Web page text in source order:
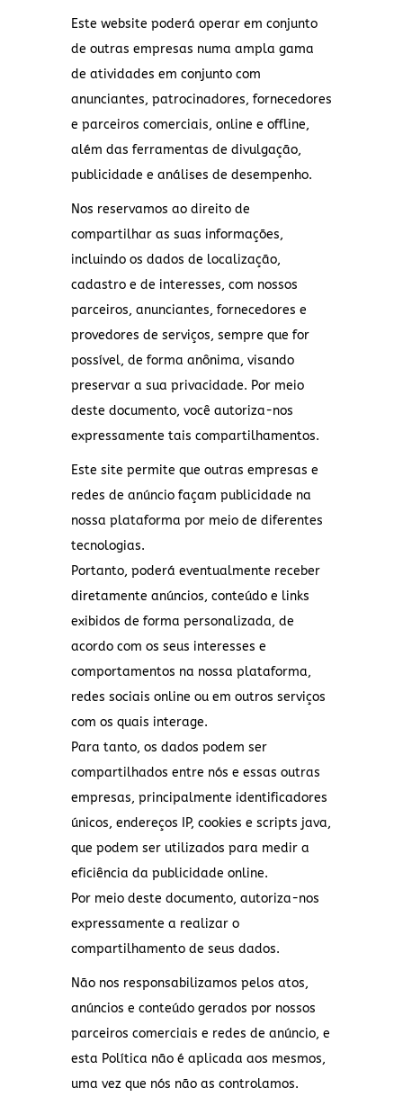
Este website poderá operar em conjunto
de outras empresas numa ampla gama
de atividades em conjunto com
anunciantes, patrocinadores, fornecedores
e parceiros comerciais, online e offline,
além das ferramentas de divulgação,
publicidade e análises de desempenho.
Nos reservamos ao direito de
compartilhar as suas informações,
incluindo os dados de localização,
cadastro e de interesses, com nossos
parceiros, anunciantes, fornecedores e
provedores de serviços, sempre que for
possível, de forma anônima, visando
preservar a sua privacidade. Por meio
deste documento, você autoriza-nos
expressamente tais compartilhamentos.
Este site permite que outras empresas e
redes de anúncio façam publicidade na
nossa plataforma por meio de diferentes
tecnologias.
Portanto, poderá eventualmente receber
diretamente anúncios, conteúdo e links
exibidos de forma personalizada, de
acordo com os seus interesses e
comportamentos na nossa plataforma,
redes sociais online ou em outros serviços
com os quais interage.
Para tanto, os dados podem ser
compartilhados entre nós e essas outras
empresas, principalmente identificadores
únicos, endereços IP, cookies e scripts java,
que podem ser utilizados para medir a
eficiência da publicidade online.
Por meio deste documento, autoriza-nos
expressamente a realizar o
compartilhamento de seus dados.
Não nos responsabilizamos pelos atos,
anúncios e conteúdo gerados por nossos
parceiros comerciais e redes de anúncio, e
esta Política não é aplicada aos mesmos,
uma vez que nós não as controlamos.